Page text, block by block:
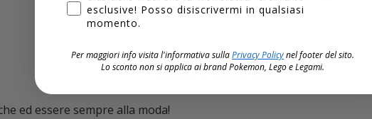
Descrizione:
ed essere sempre alla moda!
esclusive! Posso disiscrivermi in qualsiasi
momento.
Per maggiori info visita l'informativa sullaPrivacy Policynel footer del sito.
Lo sconto non si applica ai brandPokemon, Lego e Legami.